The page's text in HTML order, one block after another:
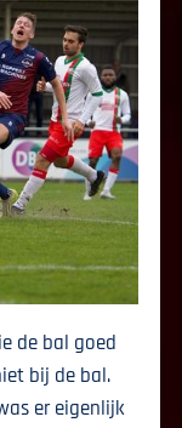
de bal goed
bij de bal.
er eigenlijk